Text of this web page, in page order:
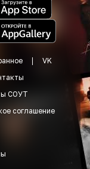
VK
СОУТ
соглашение